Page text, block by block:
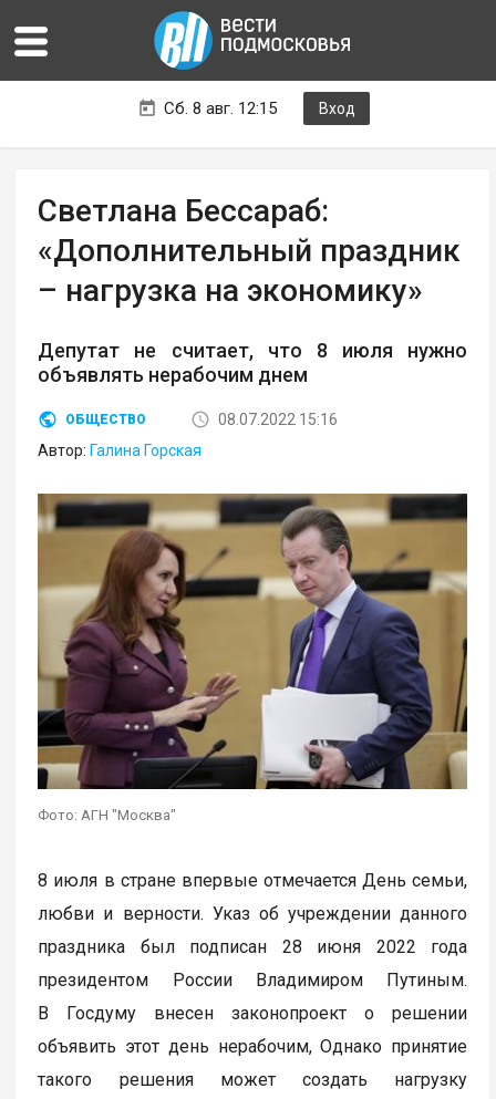
Сб. 8 авг. 12:15 Вход
Светлана Бессараб:
«Дополнительный праздник
– нагрузка на экономику»
Депутат не считает, что 8 июля нужно
объявлять нерабочим днем
ОБЩЕСТВО
08.07.2022 15:16
Автор: Галина Горская
Фото: АГН "Москва"
8 июля в стране впервые отмечается День семьи,
любви и верности. Указ об учреждении данного
праздника был подписан 28 июня 2022 года
президентом России Владимиром Путиным.
В Госдуму внесен законопроект о решении
объявить этот день нерабочим, Однако принятие
такого решения может создать нагрузку